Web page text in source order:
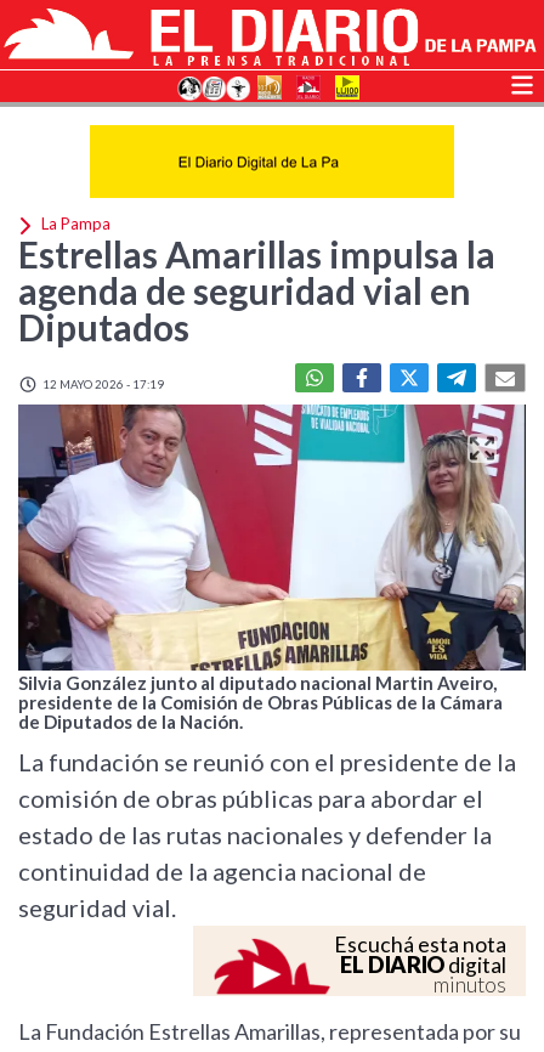
La Pampa
Estrellas Amarillas impulsa la
agenda de seguridad vial en
Diputados
12 MAYO 2026 - 17:19
Silvia González junto al diputado nacional Martin Aveiro,
presidente de la Comisión de Obras Públicas de la Cámara
de Diputados de la Nación.
La fundación se reunió con el presidente de la
comisión de obras públicas para abordar el
estado de las rutas nacionales y defender la
continuidad de la agencia nacional de
seguridad vial.
Escuchá esta nota
EL DIARIOdigital
minutos
La Fundación Estrellas Amarillas, representada por su